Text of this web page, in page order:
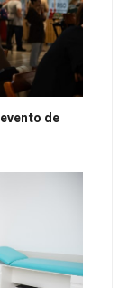
de